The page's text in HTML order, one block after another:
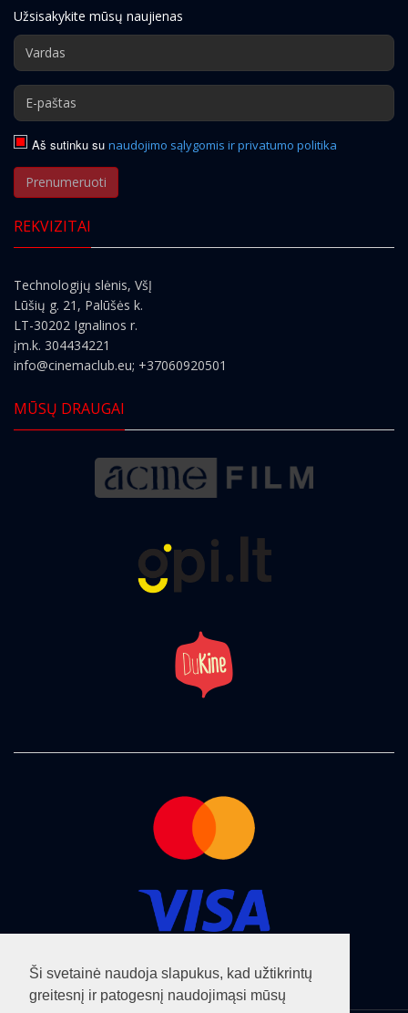
Ši svetainė naudoja slapukus, kad užtikrintų
greitesnį ir patogesnį naudojimąsi mūsų
Užsisakykite mūsų naujienas
Aš sutinku su naudojimo sąlygomis ir privatumo politika
Prenumeruoti
REKVIZITAI
Technologijų slėnis, VšĮ
Lūšių g. 21, Palūšės k.
LT-30202 Ignalinos r.
įm.k. 304434221
info@cinemaclub.eu; +37060920501
MŪSŲ DRAUGAI